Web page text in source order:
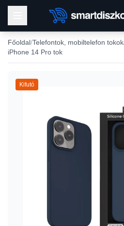
Főoldal Telefontok, mobiltelefon tokok
iPhone 14 Pro tok
Kifutó